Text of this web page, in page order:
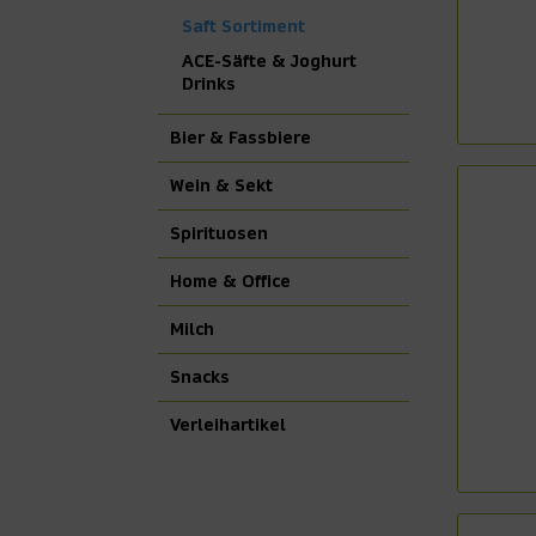
Saft Sortiment
ACE-Säfte & Joghurt
Drinks
Bier & Fassbiere
Wein & Sekt
Spirituosen
Home & Office
Milch
Snacks
Verleihartikel